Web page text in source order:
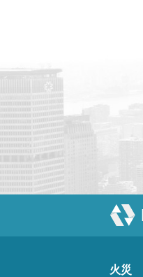
火災